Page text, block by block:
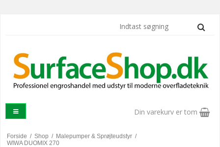
Din varekurv er tom
Forside / Shop / Malepumper & Sprøjteudstyr /
WIWA DUOMIX 270